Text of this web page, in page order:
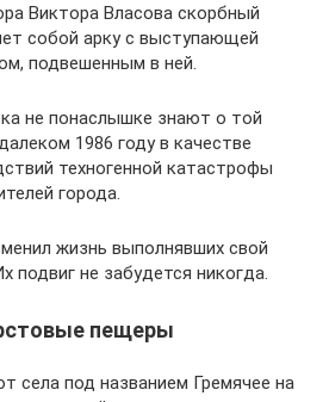
Виктора Власова скорбный
собой арку с выступающей
подвешенным в ней.
не понаслышке знают о той
1986 году в качестве
техногенной катастрофы
города.
жизнь выполнявших свой
подвиг не забудется никогда.
пещеры
села под названием Гремячее на